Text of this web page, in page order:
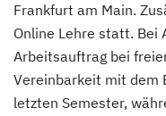
Frankfurt am Main.
Online Lehre statt. Bei
Arbeitsauftrag bei
Vereinbarkeit mit dem
letzten Semester,